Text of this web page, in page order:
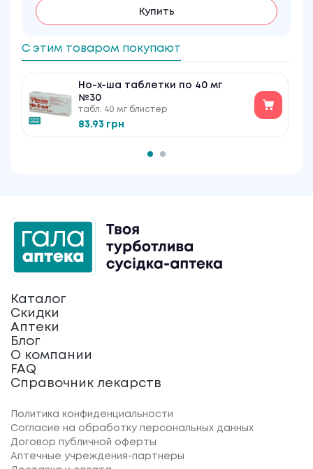
Купить
С этим товаром покупают
Но-х-ша таблетки по 40 мг
№30
табл. 40 мг блистер
83.93 грн
Каталог
Скидки
Аптеки
Блог
О компании
FAQ
Справочник лекарств
Политика конфиденциальности
Согласие на обработку персональных данных
Договор публичной оферты
Аптечные учреждения-партнеры